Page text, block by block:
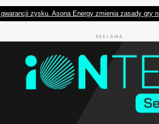
zysku. Asona Energy zmienia zasady gry
REKLAMA